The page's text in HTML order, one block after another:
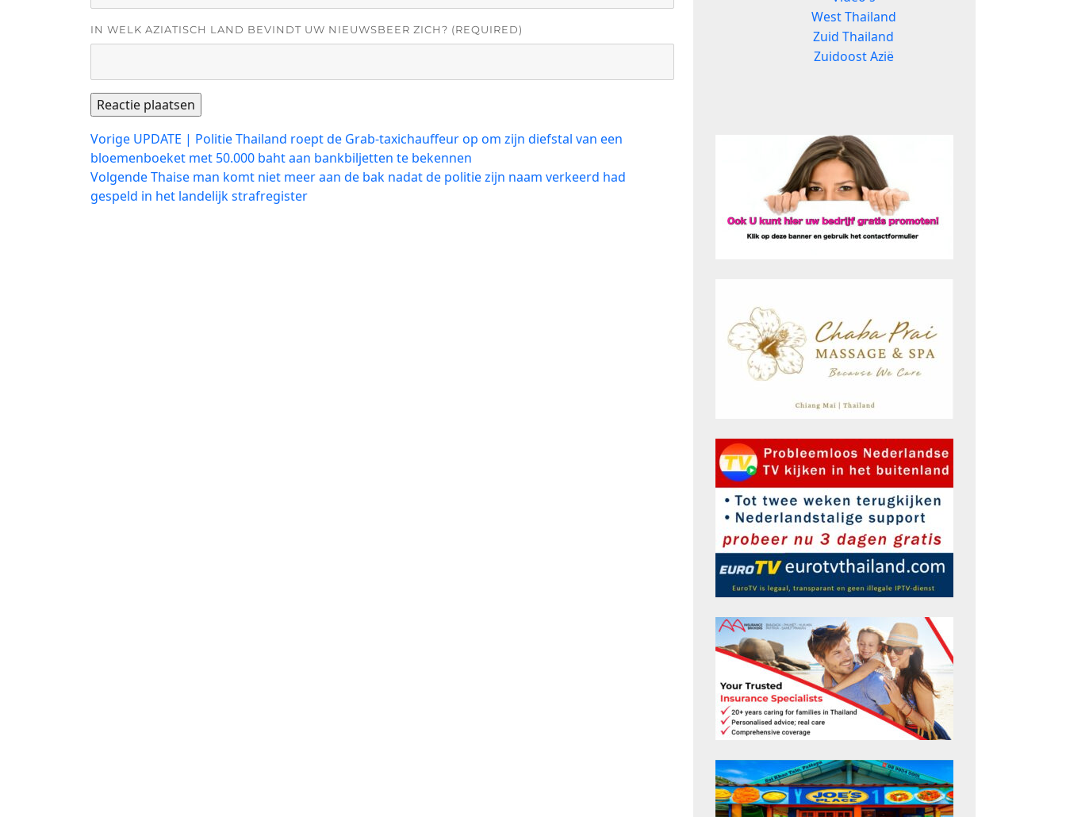
IN WELK AZIATISCH LAND BEVINDT UW NIEUWSBEER ZICH? (REQUIRED)
Bericht
navigatie
Vorige Vorig
bericht:
UPDATE | Politie Thailand roept de Grab-taxichauffeur op om zijn diefstal van een
bloemenboeket met 50.000 baht aan bankbiljetten te bekennen
VolgendeVolgend
bericht:
Thaise man komt niet meer aan de bak nadat de politie zijn naam verkeerd had
gespeld in het landelijk strafregister
West Thailand
Zuid Thailand
Zuidoost Azië